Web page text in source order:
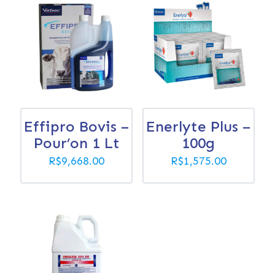
Effipro Bovis –
Pour’on 1 Lt
R$9,668.00
Enerlyte Plus –
100g
R$1,575.00